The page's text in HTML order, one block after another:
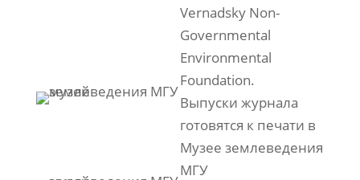
Vernadsky Non-
Governmental
Environmental
Foundation.
Выпуски журнала
готовятся к печати в
Музее землеведения
МГУ